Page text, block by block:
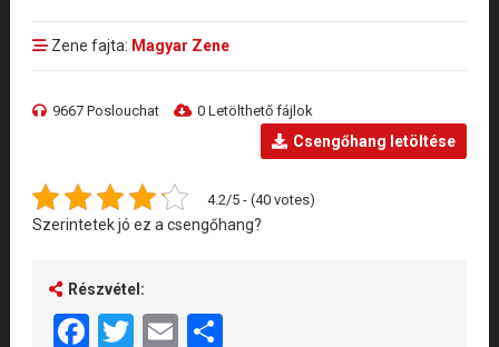
Zene fajta: Magyar Zene
9667 Poslouchat 0 Letölthető fájlok
Csengőhang letöltése
4.2/5 - (40 votes)
Szerintetek jó ez a csengőhang?
Részvétel:
Facebook
Twitter
EmailShare